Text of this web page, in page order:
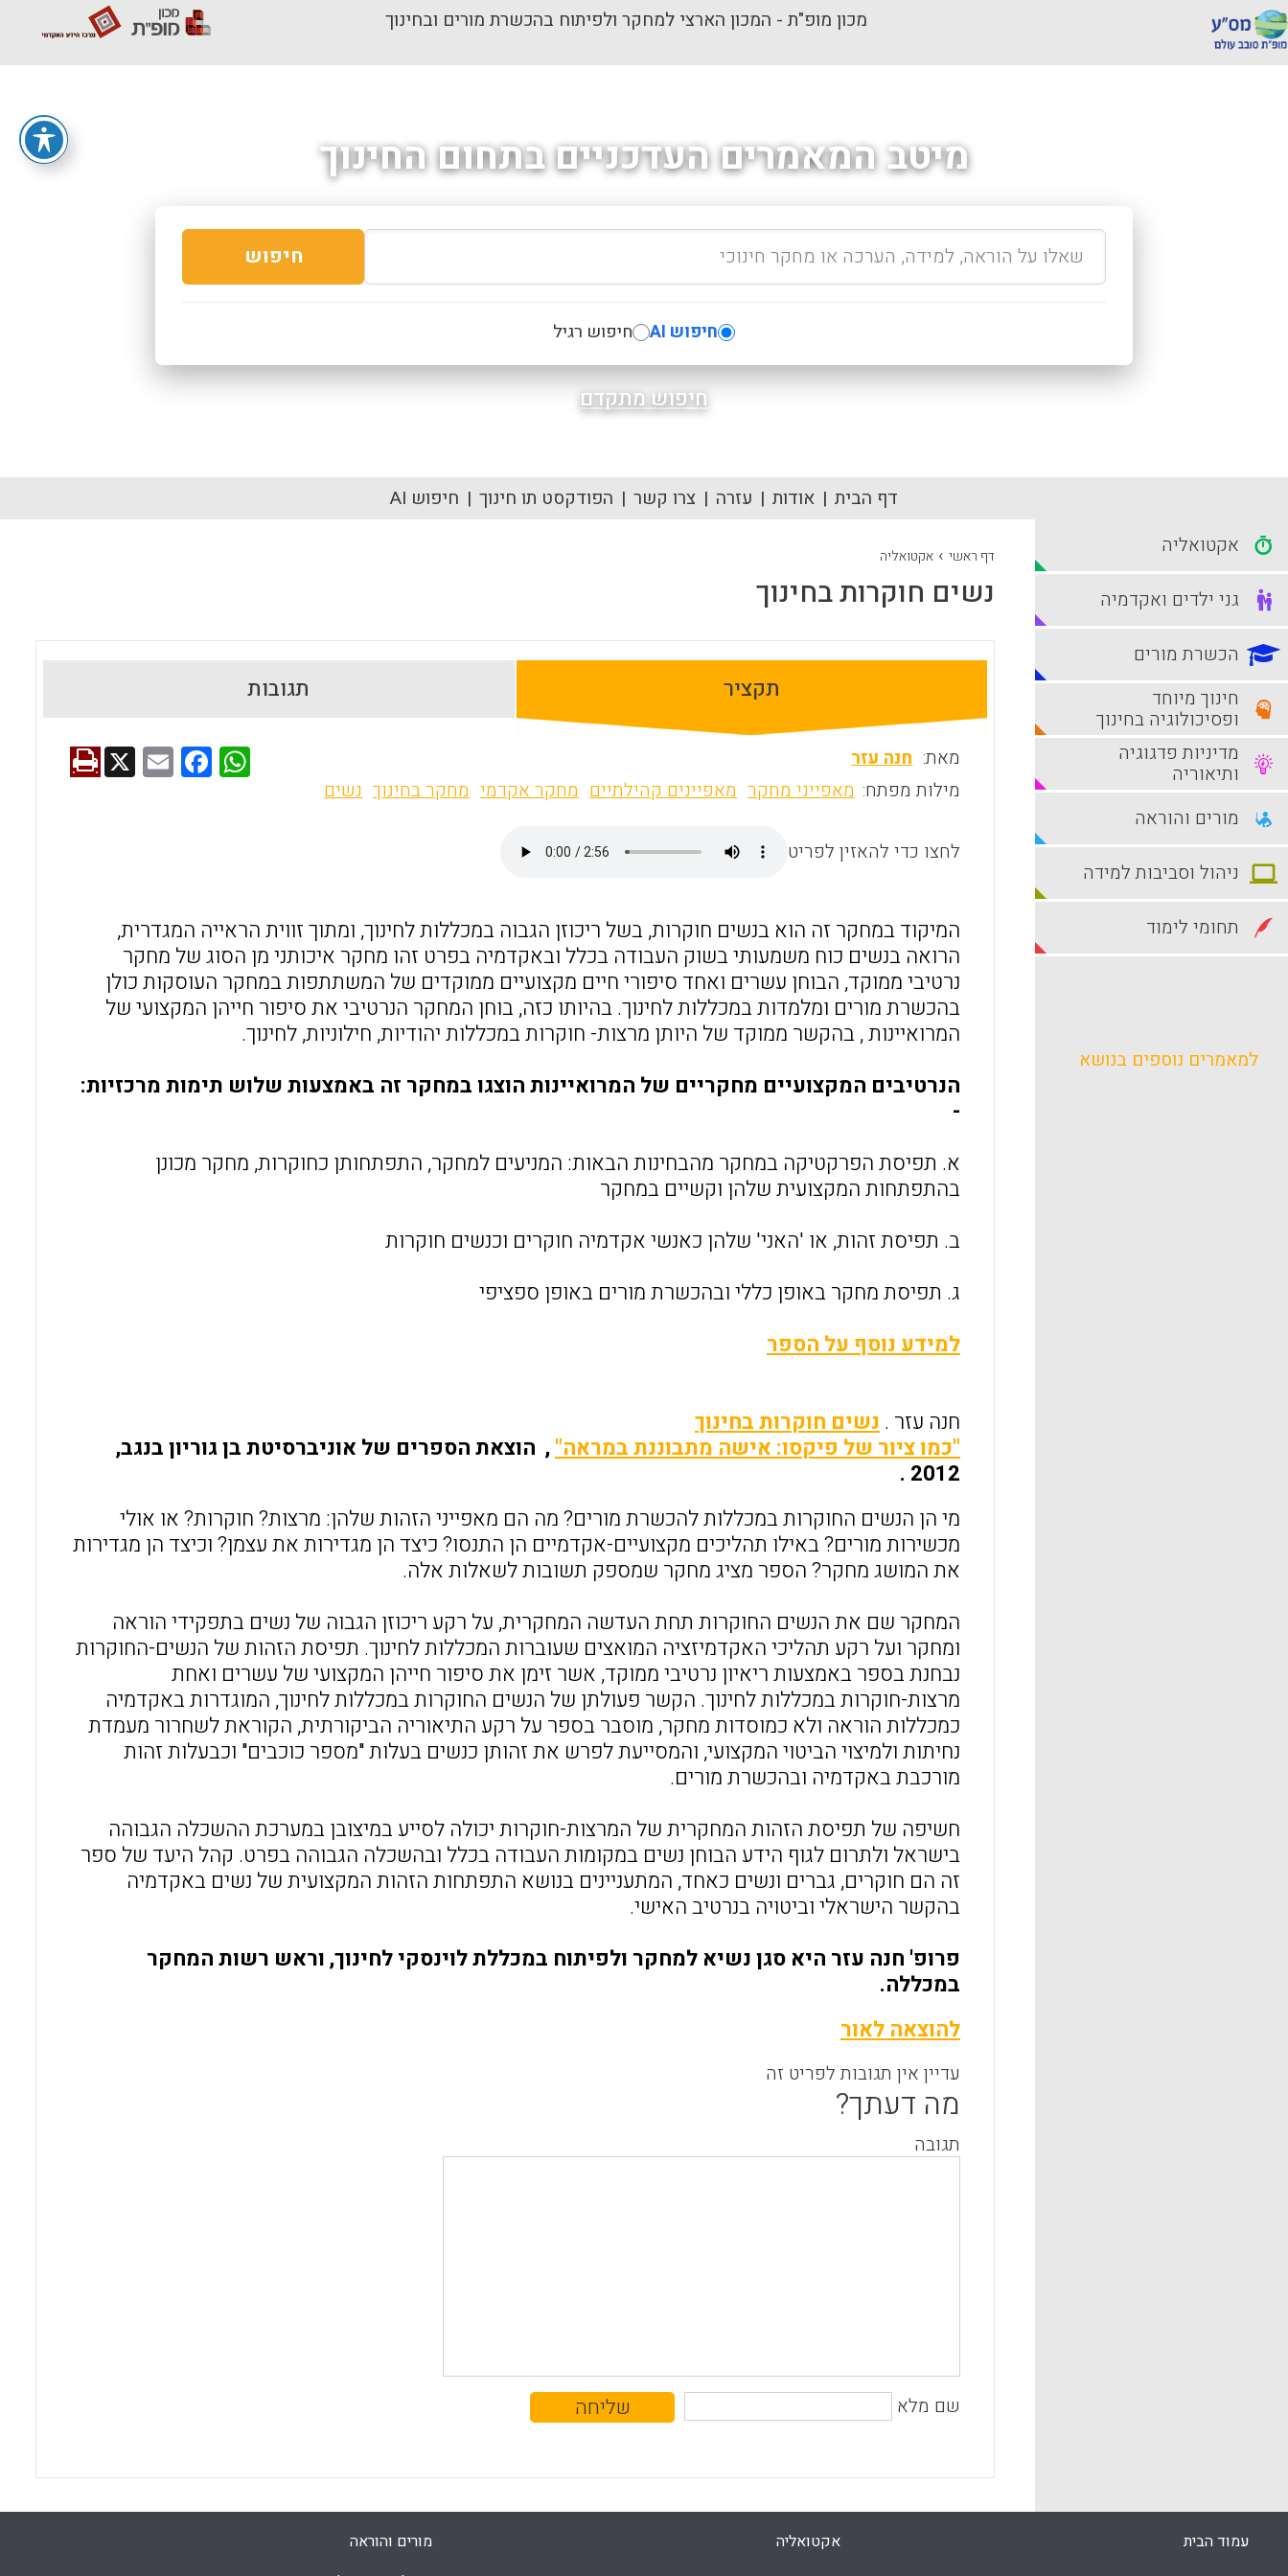
מכון מופ"ת - המכון הארצי למחקר ולפיתוח בהכשרת מורים ובחינוך
מיטב המאמרים העדכניים בתחום החינוך
חיפוש
חיפוש AI חיפוש רגיל
חיפוש מתקדם
דף הבית אודות עזרה צרו קשר הפודקסט תו חינוך חיפוש AI
דף ראשי › אקטואליה
נשים חוקרות בחינוך
תקציר תגובות
מאת: חנה עזר W
h
p
p
F
a
o
k
E
m
X
מילות מפתח: מאפייני מחקר מאפיינים קהילתיים מחקר אקדמי מחקר בחינוך נשים
לחצו כדי להאזין לפריט
המיקוד במחקר זה הוא בנשים חוקרות, בשל ריכוזן הגבוה במכללות לחינוך, ומתוך זווית הראייה המגדרית,
הרואה בנשים כוח משמעותי בשוק העבודה בכלל ובאקדמיה בפרט זהו מחקר איכותני מן הסוג של מחקר
נרטיבי ממוקד, הבוחן עשרים ואחד סיפורי חיים מקצועיים ממוקדים של המשתתפות במחקר העוסקות כולן
בהכשרת מורים ומלמדות במכללות לחינוך. בהיותו כזה, בוחן המחקר הנרטיבי את סיפור חייהן המקצועי של
המרואיינות , בהקשר ממוקד של היותן מרצות- חוקרות במכללות יהודיות, חילוניות, לחינוך.
הנרטיבים המקצועיים מחקריים של המרואיינות הוצגו במחקר זה באמצעות שלוש תימות מרכזיות:
-
א. תפיסת הפרקטיקה במחקר מהבחינות הבאות: המניעים למחקר, התפתחותן כחוקרות, מחקר מכונן
בהתפתחות המקצועית שלהן וקשיים במחקר
ב. תפיסת זהות, או 'האני' שלהן כאנשי אקדמיה חוקרים וכנשים חוקרות
ג. תפיסת מחקר באופן כללי ובהכשרת מורים באופן ספציפי
למידע נוסף על הספר
חנה עזר . נשים חוקרות בחינוך
"כמו ציור של פיקסו: אישה מתבוננת במראה", הוצאת הספרים של אוניברסיטת בן גוריון בנגב,
2012 .
מי הן הנשים החוקרות במכללות להכשרת מורים? מה הם מאפייני הזהות שלהן: מרצות? חוקרות? או אולי
מכשירות מורים? באילו תהליכים מקצועיים-אקדמיים הן התנסו? כיצד הן מגדירות את עצמן? וכיצד הן מגדירות
את המושג מחקר? הספר מציג מחקר שמספק תשובות לשאלות אלה.
המחקר שם את הנשים החוקרות תחת העדשה המחקרית, על רקע ריכוזן הגבוה של נשים בתפקידי הוראה
ומחקר ועל רקע תהליכי האקדמיזציה המואצים שעוברות המכללות לחינוך. תפיסת הזהות של הנשים-החוקרות
נבחנת בספר באמצעות ריאיון נרטיבי ממוקד, אשר זימן את סיפור חייהן המקצועי של עשרים ואחת
מרצות-חוקרות במכללות לחינוך. הקשר פעולתן של הנשים החוקרות במכללות לחינוך, המוגדרות באקדמיה
כמכללות הוראה ולא כמוסדות מחקר, מוסבר בספר על רקע התיאוריה הביקורתית, הקוראת לשחרור מעמדת
נחיתות ולמיצוי הביטוי המקצועי, והמסייעת לפרש את זהותן כנשים בעלות "מספר כוכבים" וכבעלות זהות
מורכבת באקדמיה ובהכשרת מורים.
חשיפה של תפיסת הזהות המחקרית של המרצות-חוקרות יכולה לסייע במיצובן במערכת ההשכלה הגבוהה
בישראל ולתרום לגוף הידע הבוחן נשים במקומות העבודה בכלל ובהשכלה הגבוהה בפרט. קהל היעד של ספר
זה הם חוקרים, גברים ונשים כאחד, המתעניינים בנושא התפתחות הזהות המקצועית של נשים באקדמיה
בהקשר הישראלי וביטויה בנרטיב האישי.
פרופ' חנה עזר היא סגן נשיא למחקר ולפיתוח במכללת לוינסקי לחינוך, וראש רשות המחקר
במכללה.
להוצאה לאור
עדיין אין תגובות לפריט זה
מה דעתך?
תגובה
שם מלא
אקטואליה
גני ילדים ואקדמיה
הכשרת מורים
חינוך מיוחד
ופסיכולוגיה בחינוך
מדיניות פדגוגיה
ותיאוריה
מורים והוראה
ניהול וסביבות למידה
תחומי לימוד
למאמרים נוספים בנושא
עמוד הבית
אקטואליה
מורים והוראה